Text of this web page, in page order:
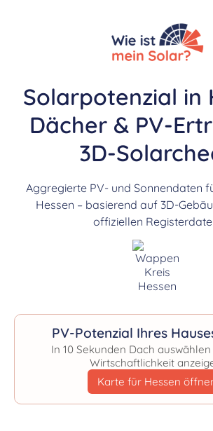
Solarpotenzial in
Dächer & PV-
3D-
Aggregierte PV- und Sonnendaten
Hessen – basierend auf 3D-
offiziellen
PV-Potenzial Ihres
In 10 Sekunden Dach
Wirtschaftlichkeit
Karte für Hessen